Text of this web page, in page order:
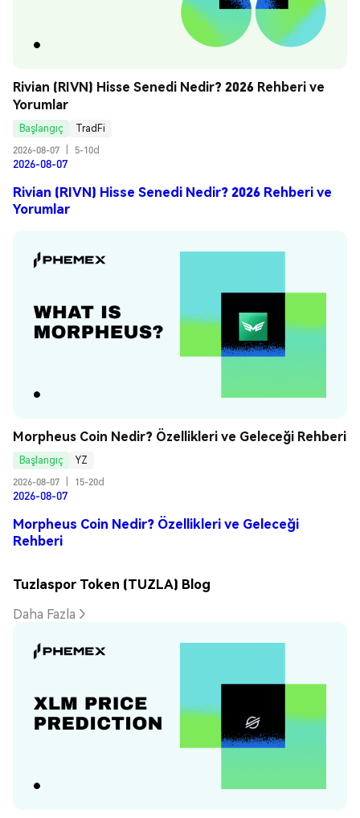
Rivian (RIVN) Hisse Senedi Nedir? 2026 Rehberi ve
Yorumlar
Başlangıç
TradFi
2026-08-07
5-10d
2026-08-07
Rivian (RIVN) Hisse Senedi Nedir? 2026 Rehberi ve
Yorumlar
Morpheus Coin Nedir? Özellikleri ve Geleceği Rehberi
Başlangıç
YZ
2026-08-07
15-20d
2026-08-07
Morpheus Coin Nedir? Özellikleri ve Geleceği
Rehberi
Tuzlaspor Token (TUZLA) Blog
Daha Fazla